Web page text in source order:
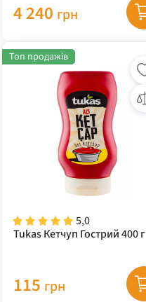
4 240 грн
5,0
Tukas Кетчуп Гострий 400 г
Топ продажів
115 грн